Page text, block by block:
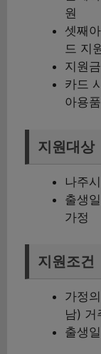
원
셋째
드 지
지원
카드
아용
지원대상
나주
출생
가정
지원조건
가정
남) 거
출생